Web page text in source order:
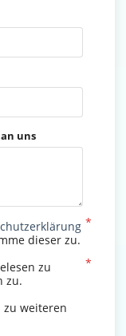
uns
dieser zu.
zu
zu.
zu weiteren